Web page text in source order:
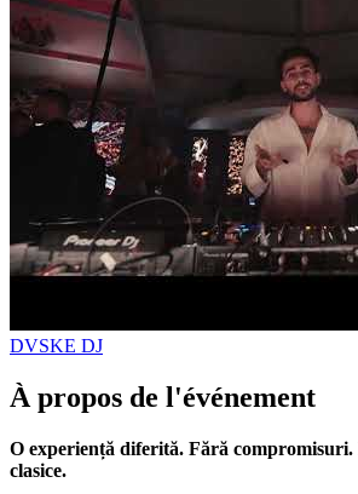
DVSKE DJ
À propos de l'événement
O experiență diferită. Fără
clasice.